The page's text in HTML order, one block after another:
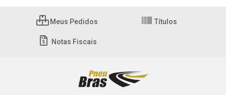
Meus Pedidos Títulos
Notas Fiscais